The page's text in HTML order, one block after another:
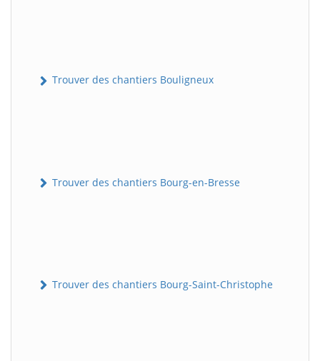
Trouver des chantiers Bouligneux
Trouver des chantiers Bourg-en-Bresse
Trouver des chantiers Bourg-Saint-Christophe